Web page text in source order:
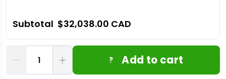
Subtotal $32,038.00 CAD
? Add to cart